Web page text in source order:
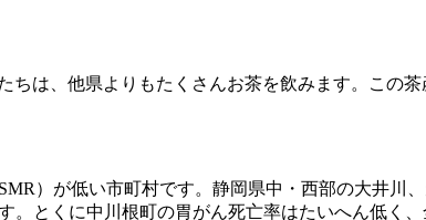
ちは、他県よりもたくさんお茶を飲みます。この
）が低い市町村です。静岡県中・西部の大井川
。とくに中川根町の胃がん死亡率はたいへん低く、